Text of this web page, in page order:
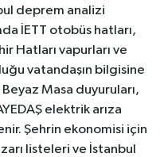
deprem analizi
İETT otobüs hatları,
Hatları vapurları ve
vatandaşın bilgisine
Masa duyuruları,
elektrik arıza
Şehrin ekonomisi için
listeleri ve İstanbul